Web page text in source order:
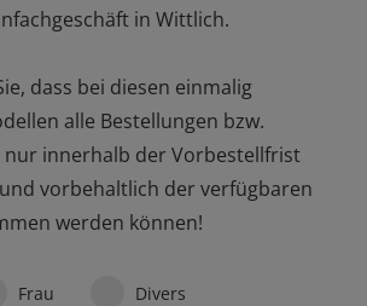
in Wittlich.
dass bei diesen einmalig
alle Bestellungen bzw.
nur innerhalb der Vorbestellfrist
vorbehaltlich der verfügbaren
werden können!
Frau Divers